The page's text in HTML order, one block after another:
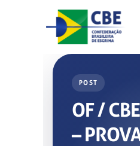
POST
OF /
–